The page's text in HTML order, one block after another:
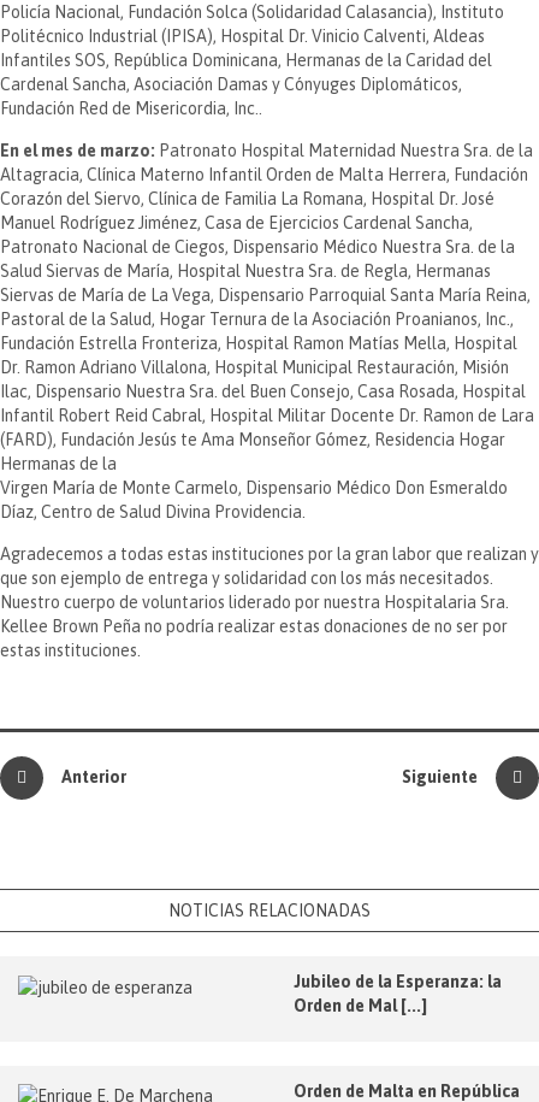
Policía Nacional, Fundación Solca (Solidaridad Calasancia), Instituto
Politécnico Industrial (IPISA), Hospital Dr. Vinicio Calventi, Aldeas
Infantiles SOS, República Dominicana, Hermanas de la Caridad del
Cardenal Sancha, Asociación Damas y Cónyuges Diplomáticos,
Fundación Red de Misericordia, Inc..
En el mes de marzo: Patronato Hospital Maternidad Nuestra Sra. de la
Altagracia, Clínica Materno Infantil Orden de Malta Herrera, Fundación
Corazón del Siervo, Clínica de Familia La Romana, Hospital Dr. José
Manuel Rodríguez Jiménez, Casa de Ejercicios Cardenal Sancha,
Patronato Nacional de Ciegos, Dispensario Médico Nuestra Sra. de la
Salud Siervas de María, Hospital Nuestra Sra. de Regla, Hermanas
Siervas de María de La Vega, Dispensario Parroquial Santa María Reina,
Pastoral de la Salud, Hogar Ternura de la Asociación Proanianos, Inc.,
Fundación Estrella Fronteriza, Hospital Ramon Matías Mella, Hospital
Dr. Ramon Adriano Villalona, Hospital Municipal Restauración, Misión
Ilac, Dispensario Nuestra Sra. del Buen Consejo, Casa Rosada, Hospital
Infantil Robert Reid Cabral, Hospital Militar Docente Dr. Ramon de Lara
(FARD), Fundación Jesús te Ama Monseñor Gómez, Residencia Hogar
Hermanas de la
Virgen María de Monte Carmelo, Dispensario Médico Don Esmeraldo
Díaz, Centro de Salud Divina Providencia.
Agradecemos a todas estas instituciones por la gran labor que realizan y
que son ejemplo de entrega y solidaridad con los más necesitados.
Nuestro cuerpo de voluntarios liderado por nuestra Hospitalaria Sra.
Kellee Brown Peña no podría realizar estas donaciones de no ser por
estas instituciones.
Anterior Siguiente
NOTICIAS RELACIONADAS
Jubileo de la Esperanza: la
Orden de Mal [...]
Orden de Malta en República